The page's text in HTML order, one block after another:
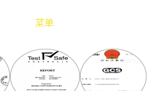
菜单